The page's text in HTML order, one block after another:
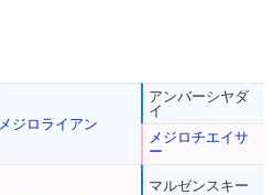
メジロライアン
アンバーシヤダ
イ
メジロチエイサ
ー
マルゼンスキー